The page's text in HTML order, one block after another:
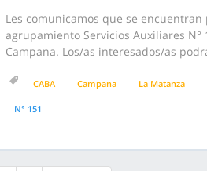
Les comunicamos que se
agrupamiento Servicios Auxiliares N°
Campana. Los/as interesados/as
CABA Campana La Matanza
N° 151